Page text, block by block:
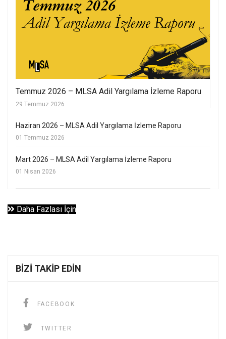
Temmuz 2026 – MLSA Adil Yargılama İzleme Raporu
29 Temmuz 2026
Haziran 2026 – MLSA Adil Yargılama İzleme Raporu
01 Temmuz 2026
Mart 2026 – MLSA Adil Yargılama İzleme Raporu
01 Nisan 2026
Daha Fazlası İçin
BIZI TAKIP EDIN
FACEBOOK
TWITTER